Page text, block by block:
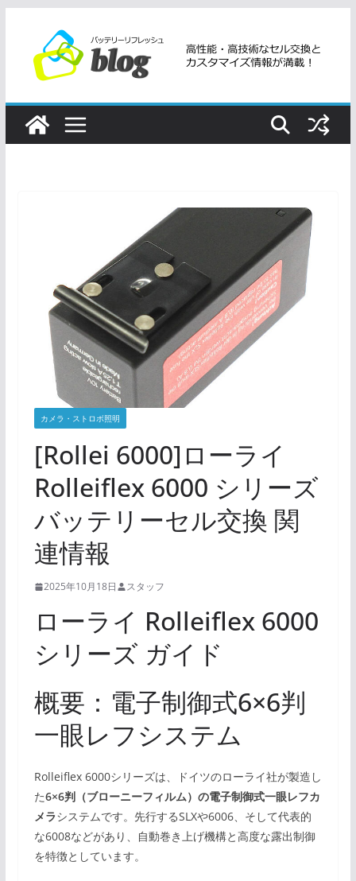
ツ
カメラ・ストロボ照明
[Rollei 6000]ローライ
Rolleiflex 6000 シリーズ
バッテリーセル交換 関
連情報
2025年10月18日 スタッフ
ローライ Rolleiflex 6000
シリーズ ガイド
概要：電子制御式6×6判
一眼レフシステム
Rolleiflex 6000シリーズは、ドイツのローライ社が製造し
た6×6判（ブローニーフィルム）の電子制御式一眼レフカ
メラシステムです。先行するSLXや6006、そして代表的
な6008などがあり、自動巻き上げ機構と高度な露出制御
を特徴としています。